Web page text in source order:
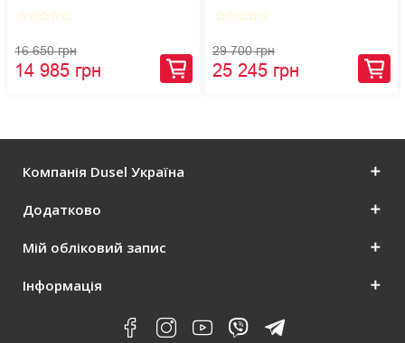
star_borderstar_borderstar_borderstar_borderstar_border
16 650 грн
14 985 грн
star_borderstar_borderstar_borderstar_borderstar_border
29 700 грн
25 245 грн
Компанія Dusel Україна
Додатково
Мій обліковий запис
Інформація